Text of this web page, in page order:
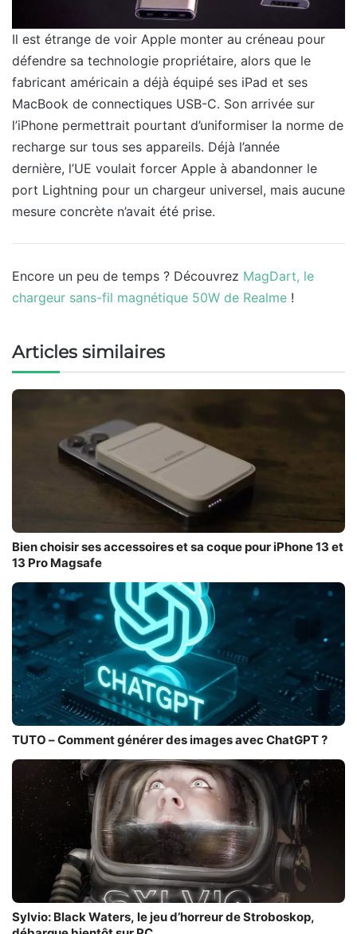
Il est étrange de voir Apple monter au créneau pour
défendre sa technologie propriétaire, alors que le
fabricant américain a déjà équipé ses iPad et ses
MacBook de connectiques USB-C. Son arrivée sur
l’iPhone permettrait pourtant d’uniformiser la norme de
recharge sur tous ses appareils. Déjà l’année
dernière, l’UE voulait forcer Apple à abandonner le
port Lightning pour un chargeur universel, mais aucune
mesure concrète n’avait été prise.
Encore un peu de temps ? Découvrez MagDart, le
chargeur sans-fil magnétique 50W de Realme !
Articles similaires
Bien choisir ses accessoires et sa coque pour iPhone 13 et
13 Pro Magsafe
TUTO – Comment générer des images avec ChatGPT ?
Sylvio: Black Waters, le jeu d’horreur de Stroboskop,